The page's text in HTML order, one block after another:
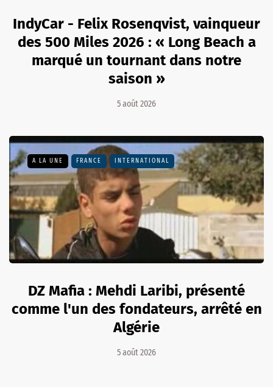
IndyCar - Felix Rosenqvist, vainqueur
des 500 Miles 2026 : « Long Beach a
marqué un tournant dans notre
saison »
5 août 2026
A LA UNE FRANCE INTERNATIONAL
DZ Mafia : Mehdi Laribi, présenté
comme l'un des fondateurs, arrêté en
Algérie
5 août 2026